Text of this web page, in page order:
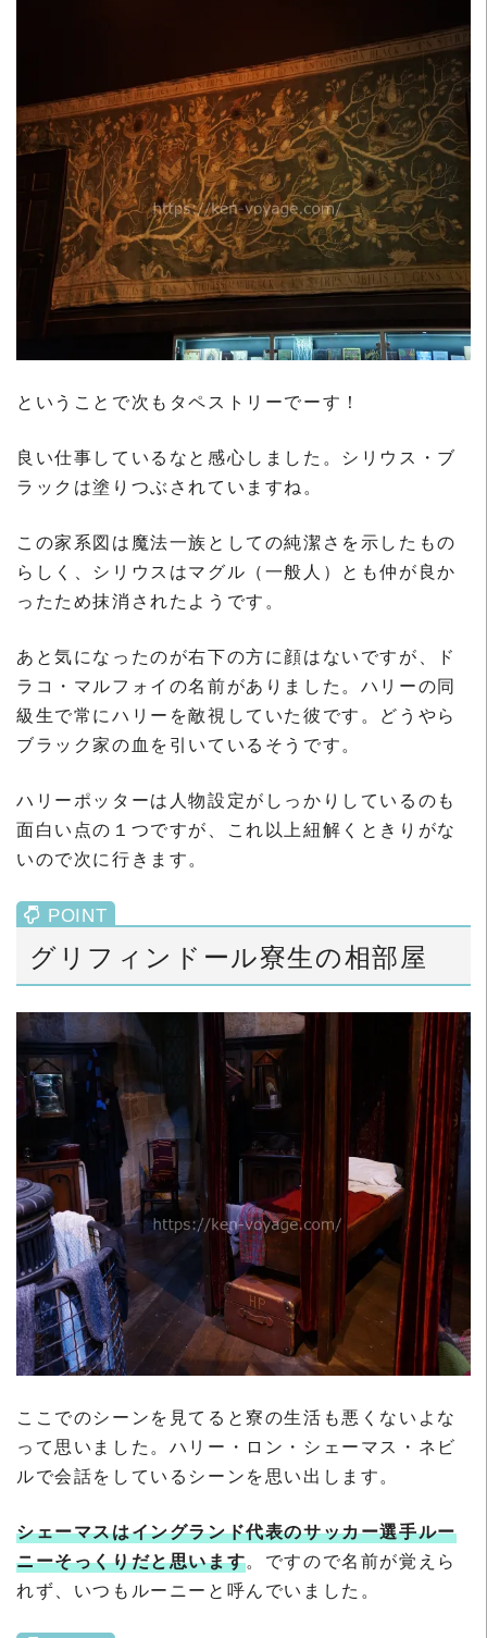
ということで次もタペストリーでーす！
良い仕事しているなと感心しました。シリウス・ブ
ラックは塗りつぶされていますね。
この家系図は魔法一族としての純潔さを示したもの
らしく、シリウスはマグル（一般人）とも仲が良か
ったため抹消されたようです。
あと気になったのが右下の方に顔はないですが、ド
ラコ・マルフォイの名前がありました。ハリーの同
級生で常にハリーを敵視していた彼です。どうやら
ブラック家の血を引いているそうです。
ハリーポッターは人物設定がしっかりしているのも
面白い点の１つですが、これ以上紐解くときりがな
いので次に行きます。
グリフィンドール寮生の相部屋
ここでのシーンを見てると寮の生活も悪くないよな
って思いました。ハリー・ロン・シェーマス・ネビ
ルで会話をしているシーンを思い出します。
シェーマスはイングランド代表のサッカー選手ルー
ニーそっくりだと思います。ですので名前が覚えら
れず、いつもルーニーと呼んでいました。